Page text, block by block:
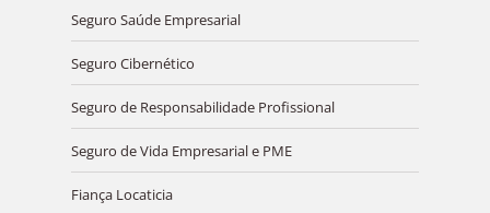
Seguro Saúde Empresarial
Seguro Cibernético
Seguro de Responsabilidade Profissional
Seguro de Vida Empresarial e PME
Fiança Locaticia